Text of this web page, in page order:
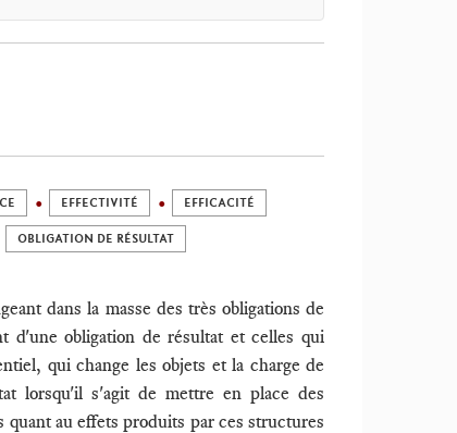
EFFECTIVITÉ EFFICACITÉ
OBLIGATION DE RÉSULTAT
dans la masse des très obligations de
d'une obligation de résultat et celles qui
qui change les objets et la charge de
lorsqu'il s'agit de mettre en place des
quant au effets produits par ces structures